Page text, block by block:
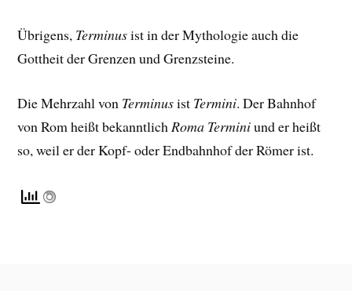
Übrigens, Terminusist in der Mythologie auch die
Gottheit der Grenzen und Grenzsteine.
Die Mehrzahl von Terminusist Termini. Der Bahnhof
von Rom heißt bekanntlich Roma Terminiund er heißt
so, weil er der Kopf- oder Endbahnhof der Römer ist.